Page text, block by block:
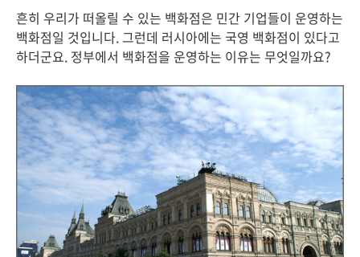
흔히 우리가 떠올릴 수 있는 백화점은 민간 기업들이 운영하는
백화점일 것입니다. 그런데 러시아에는 국영 백화점이 있다고
하더군요. 정부에서 백화점을 운영하는 이유는 무엇일까요?